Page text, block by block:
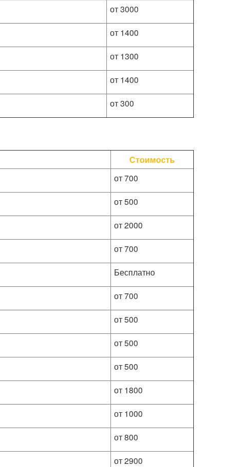
от 3000
от 1400
от 1300
от 1400
от 300
Стоимость
от 700
от 500
от 2000
от 700
Бесплатно
от 700
от 500
от 500
от 500
от 1800
от 1000
от 800
от 2900